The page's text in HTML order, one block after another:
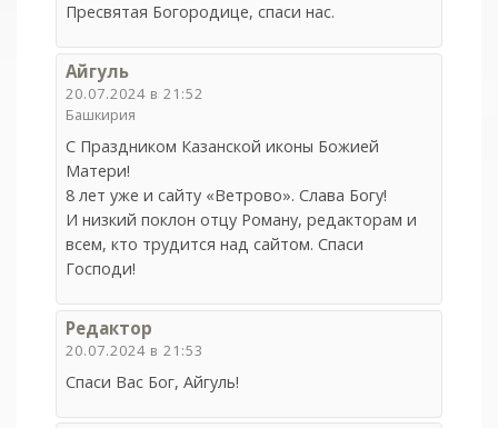
Пресвятая Богородице, спаси нас.
Айгуль
20.07.2024 в 21:52
Башкирия
С Праздником Казанской иконы Божией
Матери!
8 лет уже и сайту «Ветрово». Слава Богу!
И низкий поклон отцу Роману, редакторам и
всем, кто трудится над сайтом. Спаси
Господи!
Редактор
20.07.2024 в 21:53
Спаси Вас Бог, Айгуль!